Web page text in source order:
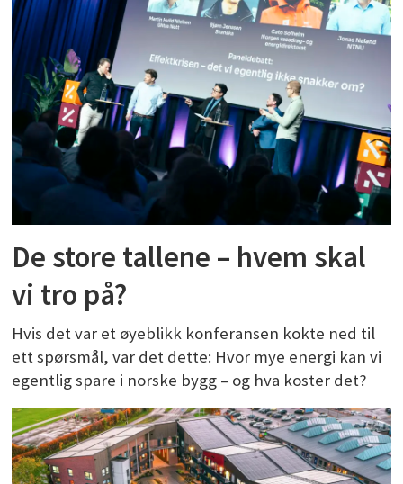
De store tallene – hvem skal
vi tro på?
Hvis det var et øyeblikk konferansen kokte ned til
ett spørsmål, var det dette: Hvor mye energi kan vi
egentlig spare i norske bygg – og hva koster det?